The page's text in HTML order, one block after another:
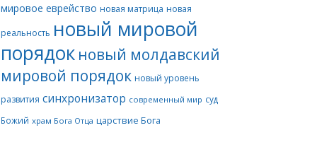
мировое еврейство новая матрица новая
реальность новый мировой
порядок новый молдавский
мировой порядок новый уровень
развития синхронизатор современный мир суд
Божий храм Бога Отца царствие Бога